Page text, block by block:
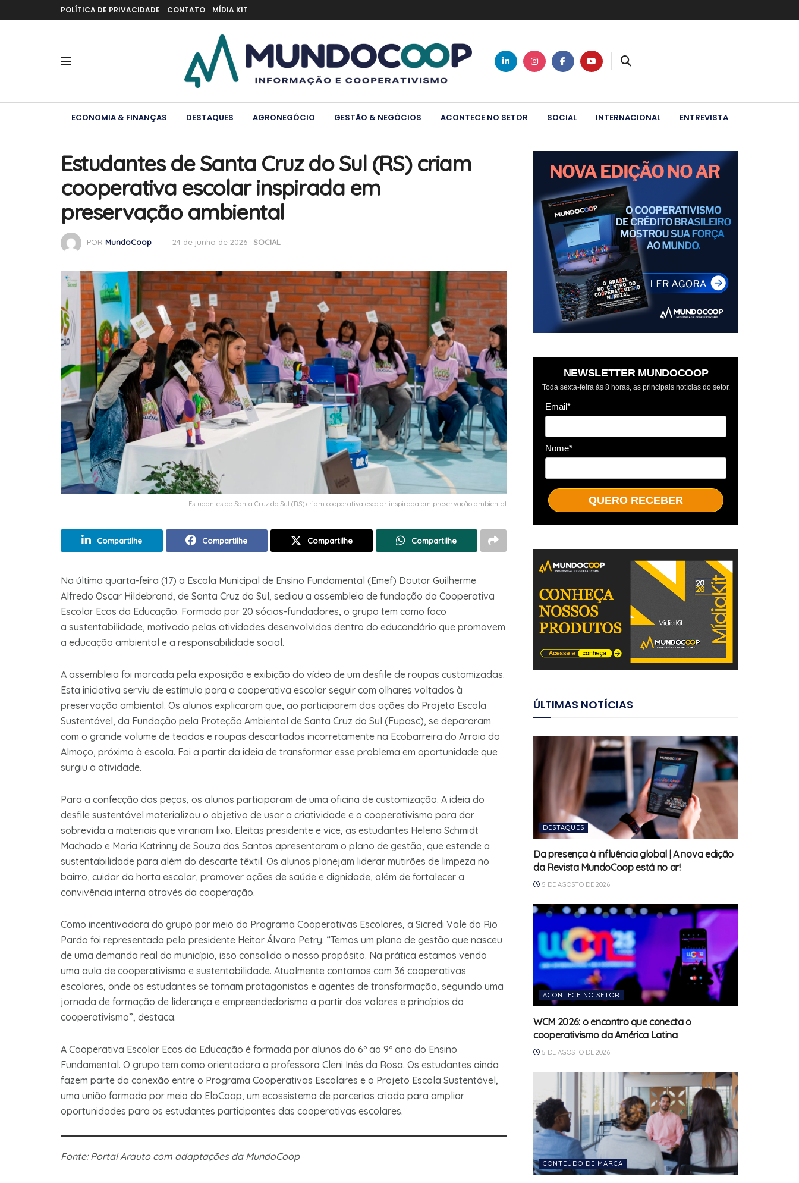
POLÍTICA DE PRIVACIDADE CONTATO MÍDIA KIT
ECONOMIA & FINANÇAS DESTAQUES AGRONEGÓCIO GESTÃO & NEGÓCIOS ACONTECE NO SETOR SOCIAL INTERNACIONAL ENTREVISTA
Estudantes de Santa Cruz do Sul (RS) criam
cooperativa escolar inspirada em
preservação ambiental
POR MundoCoop 24 de junho de 2026 SOCIAL
Estudantes de Santa Cruz do Sul (RS) criam cooperativa escolar inspirada em preservação ambiental
Compartilhe Compartilhe Compartilhe Compartilhe
Na última quarta-feira (17) a Escola Municipal de Ensino Fundamental (Emef) Doutor Guilherme
Alfredo Oscar Hildebrand, de Santa Cruz do Sul, sediou a assembleia de fundação da Cooperativa
Escolar Ecos da Educação. Formado por 20 sócios-fundadores, o grupo tem como foco
a sustentabilidade, motivado pelas atividades desenvolvidas dentro do educandário que promovem
a educação ambiental e a responsabilidade social.
A assembleia foi marcada pela exposição e exibição do vídeo de um desfile de roupas customizadas.
Esta iniciativa serviu de estímulo para a cooperativa escolar seguir com olhares voltados à
preservação ambiental. Os alunos explicaram que, ao participarem das ações do Projeto Escola
Sustentável, da Fundação pela Proteção Ambiental de Santa Cruz do Sul (Fupasc), se depararam
com o grande volume de tecidos e roupas descartados incorretamente na Ecobarreira do Arroio do
Almoço, próximo à escola. Foi a partir da ideia de transformar esse problema em oportunidade que
surgiu a atividade.
Para a confecção das peças, os alunos participaram de uma oficina de customização. A ideia do
desfile sustentável materializou o objetivo de usar a criatividade e o cooperativismo para dar
sobrevida a materiais que virariam lixo. Eleitas presidente e vice, as estudantes Helena Schmidt
Machado e Maria Katrinny de Souza dos Santos apresentaram o plano de gestão, que estende a
sustentabilidade para além do descarte têxtil. Os alunos planejam liderar mutirões de limpeza no
bairro, cuidar da horta escolar, promover ações de saúde e dignidade, além de fortalecer a
convivência interna através da cooperação.
Como incentivadora do grupo por meio do Programa Cooperativas Escolares, a Sicredi Vale do Rio
Pardo foi representada pelo presidente Heitor Álvaro Petry. “Temos um plano de gestão que nasceu
de uma demanda real do município, isso consolida o nosso propósito. Na prática estamos vendo
uma aula de cooperativismo e sustentabilidade. Atualmente contamos com 36 cooperativas
escolares, onde os estudantes se tornam protagonistas e agentes de transformação, seguindo uma
jornada de formação de liderança e empreendedorismo a partir dos valores e princípios do
cooperativismo”, destaca.
A Cooperativa Escolar Ecos da Educação é formada por alunos do 6º ao 9º ano do Ensino
Fundamental. O grupo tem como orientadora a professora Cleni Inês da Rosa. Os estudantes ainda
fazem parte da conexão entre o Programa Cooperativas Escolares e o Projeto Escola Sustentável,
uma união formada por meio do EloCoop, um ecossistema de parcerias criado para ampliar
oportunidades para os estudantes participantes das cooperativas escolares.
Fonte: Portal Arauto com adaptações da MundoCoop
NEWSLETTER MUNDOCOOP
Toda sexta-feira às 8 horas, as principais notícias do setor.
Email*
Nome*
QUERO RECEBER
ÚLTIMAS NOTÍCIAS
DESTAQUES
Da presença à influência global | A nova edição
da Revista MundoCoop está no ar!
5 DE AGOSTO DE 2026
ACONTECE NO SETOR
WCM 2026: o encontro que conecta o
cooperativismo da América Latina
5 DE AGOSTO DE 2026
CONTEÚDO DE MARCA